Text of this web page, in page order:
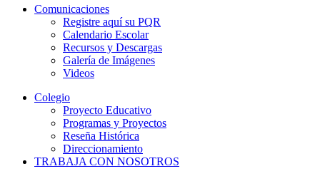
Comunicaciones
Registre aquí su PQR
Calendario Escolar
Recursos y Descargas
Galería de Imágenes
Videos
Colegio
Proyecto Educativo
Programas y Proyectos
Reseña Histórica
Direccionamiento
TRABAJA CON NOSOTROS